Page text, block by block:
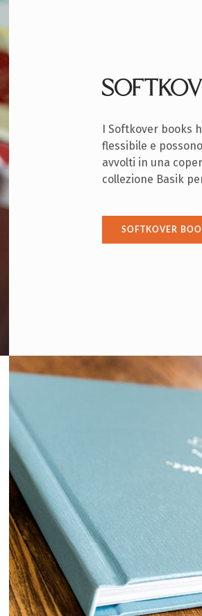
I Softkover books
flessibile e
avvolti in una
collezione Basik
SOFTKOVER